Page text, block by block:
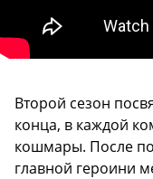
Второй сезон
конца, в каждой
кошмары. После
главной героини